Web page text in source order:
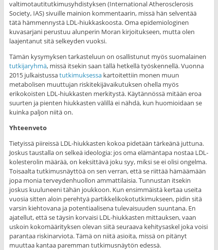
valtimotautitutkimusyhdistyksen (International Atherosclerosis
Society, IAS) sivuille mainion kommentaarin, missä hän selventää
tätä hämmennystä LDL-hiukkaskoosta. Oma epidemiologinen
kuvasarjani perustuu alunperin Moran kirjoitukseen, mutta olen
laajentanut sitä selkeyden vuoksi.
Tämän kysymyksen tarkasteluun on osallistunut myös suomalainen
tutkijaryhmä, missä itsekin saan tällä hetkellä työskennellä. Vuonna
2015 julkaistussatutkimuksessakartoitettiin monen muun
metabolisen muuttujan riskitekijävaikutuksen ohella myös
erikokoisten LDL-hiukkasten merkitystä. Käytännössä mitään eroa
suurten ja pienten hiukkasten välillä ei nähdä, kun huomioidaan se
kuinka paljon niitä on.
Yhteenveto
Tietyissä piireissä LDL-hiukkasten kokoa pidetään tärkeänä juttuna.
Joskus taustalla on selkeä ideologia: jos oma elämäntapa nostaa LDL-
kolesterolin määrää, on keksittävä joku syy, miksi se ei olisi ongelma.
Toisaalta tutkimusnäyttöä on sen verran, että se riittää hämäämään
jopa monia terveydenhuollon ammattilaisia. Tunnustan itsekin
joskus kuuluneeni tähän joukkoon. Kun ensimmäistä kertaa useita
vuosia sitten aloin perehtyä partikkelikokotutkimukseen, pidin sitä
varsin kiehtovana ja potentiaalisena tulevaisuuden suuntana. En
ajatellut, että se täysin korvaisi LDL-hiukkasten mittauksen, vaan
uskoin kokomäärityksen olevan siitä seuraava kehitysaskel joka voisi
parantaa riskinarviota. Tämä on niitä asioita, missä on pitänyt
muuttaa kantaa paremman tutkimusnäytön edessä.